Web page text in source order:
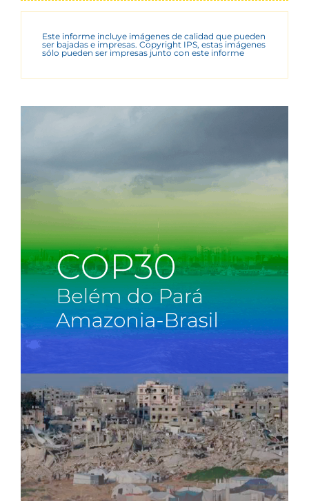
Este informe incluye imágenes de calidad que pueden
ser bajadas e impresas. Copyright IPS, estas imágenes
sólo pueden ser impresas junto con este informe